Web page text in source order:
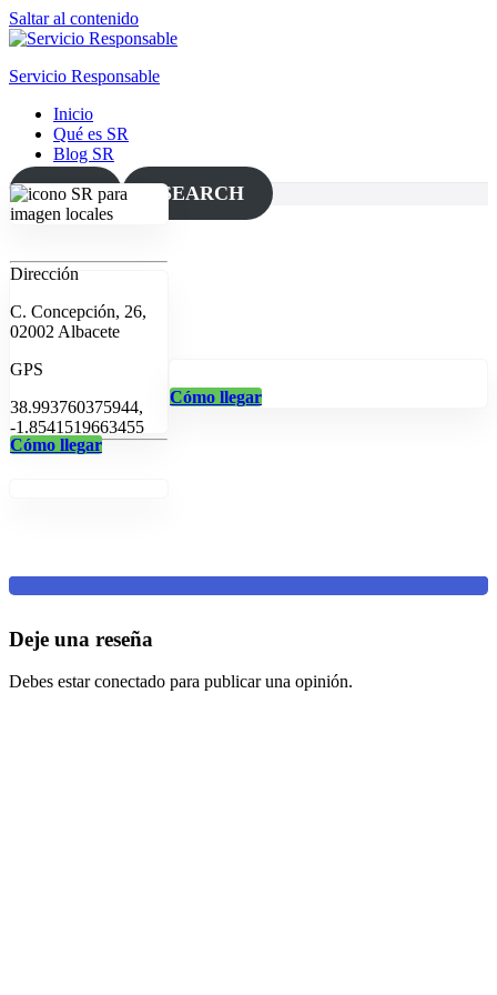
Saltar al contenido
Servicio Responsable
Inicio
Qué es SR
Blog SR
MAP SEARCH
Dirección
C. Concepción, 26,
02002 Albacete
GPS
38.993760375944,
-1.8541519663455
Cómo llegar
Cómo llegar
Deje una reseña
Debes estar conectado para publicar una opinión.